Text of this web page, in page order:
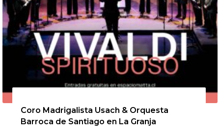
Coro Madrigalista Usach & Orquesta
Barroca de Santiago en La Granja